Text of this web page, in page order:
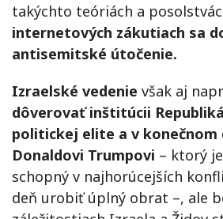
takýchto teóriách a
internetových zákutiach sa
antisemitské útočenie.
Izraelské vedenie však aj
dôverovať inštitúcii
politickej elite a v konečnom
Donaldovi Trumpovi – ktorý
schopný v najhorúcejších
deň urobiť úplný obrat –, ale